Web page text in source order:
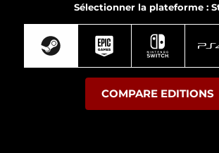
Sélectionner la plateforme :
COMPARE EDITIONS